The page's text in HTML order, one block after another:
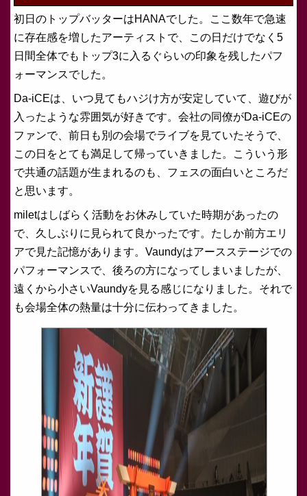
初日のトップバッターはHANAでした。ここ数年で急速
に存在感を増したアーティストで、この日だけでなく5
日間全体でもトップ3に入るぐらいの印象を残したパフ
ォーマンスでした。
Da-iCEは、いつ見てもハジけ方が安定していて、遊びが
入ったような雰囲気が好きです。会社の同僚がDa-iCEの
ファンで、前日も別の会場でライブを見ていたそうで、
この日をとても満足して帰っていきました。こういう形
で共通の話題が生まれるのも、フェスの面白いところだ
と思います。
miletはしばらく活動をお休みしていた時期があったの
で、久しぶりに見られて良かったです。たしか前方エリ
アで見た記憶があります。Vaundyはアースステージでの
パフォーマンスで、後ろの方になってしまいましたが、
遠くから小さいVaundyを見る感じになりました。それで
も会場全体の熱量は十分に伝わってきました。